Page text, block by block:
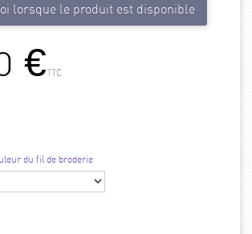
lorsque le produit est disponible
€TTC
du fil de broderie